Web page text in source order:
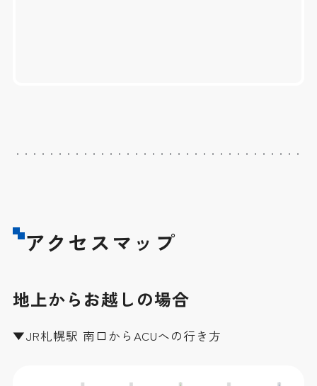
アクセスマップ
地上からお越しの場合
▼JR札幌駅 南口からACUへの行き方